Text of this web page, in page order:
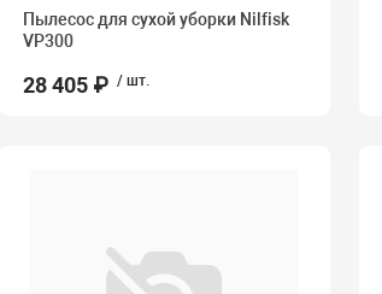
Пылесос для сухой уборки Nilfisk
VP300
28 405 ₽ / шт.